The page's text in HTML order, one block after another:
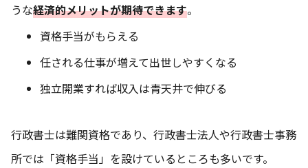
うな経済的メリットが期待できます。
資格手当がもらえる
任される仕事が増えて出世しやすくなる
独立開業すれば収入は青天井で伸びる
行政書士は難関資格であり、行政書士法人や行政書士事務
所では「資格手当」を設けているところも多いです。